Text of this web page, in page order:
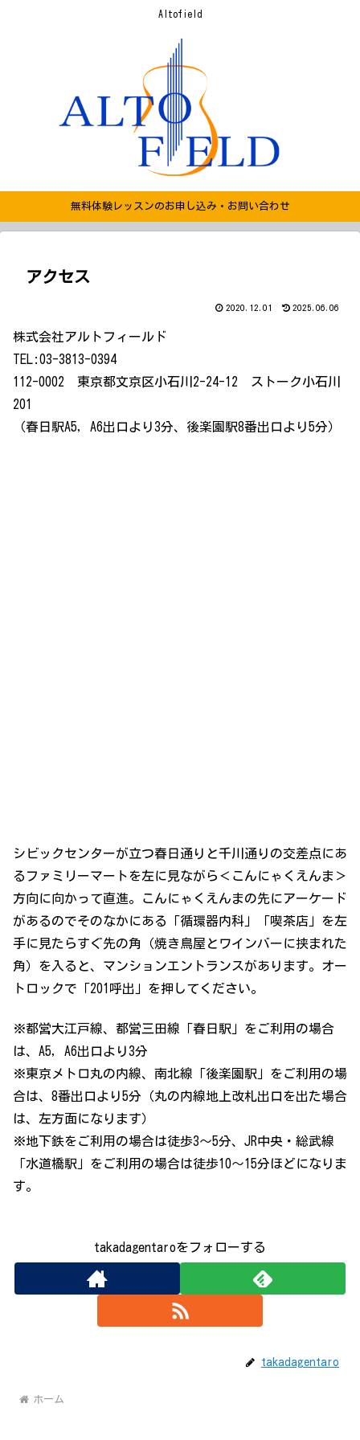
Altofield
無料体験レッスンのお申し込み・お問い合わせ
アクセス
2020.12.01 2025.06.06
株式会社アルトフィールド
TEL:03-3813-0394
112-0002 東京都文京区小石川2-24-12 ストーク小石川
201
（春日駅A5，A6出口より3分、後楽園駅8番出口より5分）
シビックセンターが立つ春日通りと千川通りの交差点にあ
るファミリーマートを左に見ながら＜こんにゃくえんま＞
方向に向かって直進。こんにゃくえんまの先にアーケード
があるのでそのなかにある「循環器内科」「喫茶店」を左
手に見たらすぐ先の角（焼き鳥屋とワインバーに挟まれた
角）を入ると、マンションエントランスがあります。オー
トロックで「201呼出」を押してください。
※都営大江戸線、都営三田線「春日駅」をご利用の場合
は、A5，A6出口より3分
※東京メトロ丸の内線、南北線「後楽園駅」をご利用の場
合は、8番出口より5分（丸の内線地上改札出口を出た場合
は、左方面になります）
※地下鉄をご利用の場合は徒歩3～5分、JR中央・総武線
「水道橋駅」をご利用の場合は徒歩10～15分ほどになりま
す。
takadagentaroをフォローする
takadagentaro
ホーム